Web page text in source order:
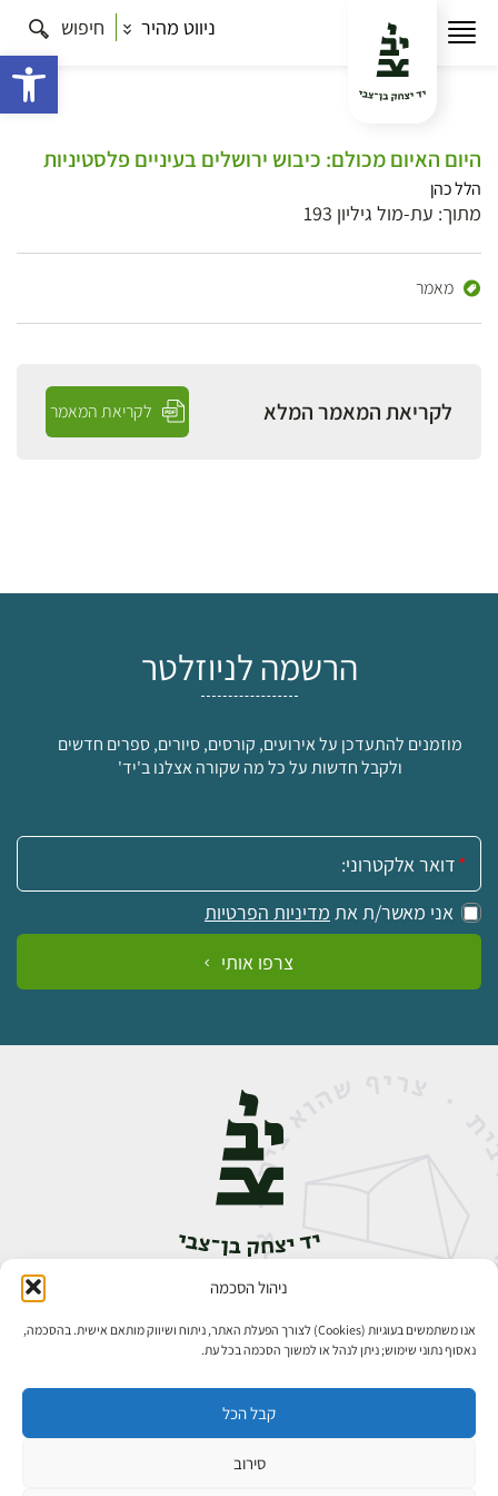
ניהול הסכמה
אנו משתמשים בעוגיות (Cookies) לצורך הפעלת האתר, ניתוח ושיווק מותאם אישית. בהסכמה,
נאסוף נתוני שימוש; ניתן לנהל או למשוך הסכמה בכל עת.
קבל הכל
סירוב
ניווט מהיר חיפוש
היום האיום מכולם: כיבוש ירושלים בעיניים פלסטיניות
הלל כהן
מתוך: עת-מול גיליון 193
מאמר
לקריאת המאמר המלא לקריאת המאמר
הרשמה לניוזלטר
מוזמנים להתעדכן על אירועים, קורסים, סיורים, ספרים חדשים
ולקבל חדשות על כל מה שקורה אצלנו ב'יד'
אימייל:
אני מאשר/ת את מדיניות הפרטיות
צרפו אותי
אבן גבירול 14, רחביה, ירושלים